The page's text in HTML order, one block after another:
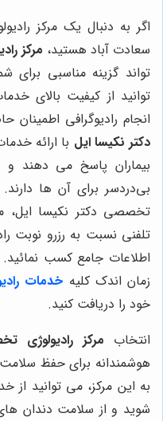
اگر به دنبال یک مرکز
سعادت آباد هستید، مرکز
تواند گزینه مناسبی برای
توانید از کیفیت بالای
انجام رادیوگرافی اطمینان
دکتر نکیسا ایل با ارائه
بیماران پاسخ می دهند
بی‌دردسر برای آن ها
تخصصی دکتر نکیسا ایل،
تلفنی نسبت به رزرو نوبت
اطلاعات جامع کسب
زمان اندک کلیه خدمات
خود را دریافت کنید.
انتخاب مرکز رادیولوژی
هوشمندانه برای حفظ
به این مرکز، می توانید از
شوید و از سلامت دندان